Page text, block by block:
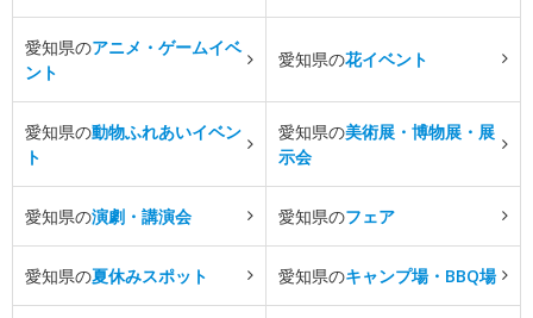
愛知県のアニメ・ゲームイベ
ント
愛知県の花イベント
愛知県の動物ふれあいイベン
ト
愛知県の美術展・博物展・展
示会
愛知県の演劇・講演会 愛知県のフェア
愛知県の夏休みスポット 愛知県のキャンプ場・BBQ場